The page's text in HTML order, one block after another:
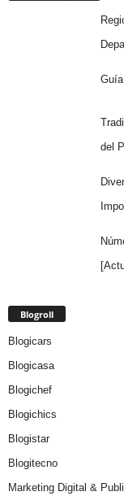
del
Blogroll
Blogicars
Blogicasa
Blogichef
Blogichics
Blogistar
Blogitecno
Marketing Digital &